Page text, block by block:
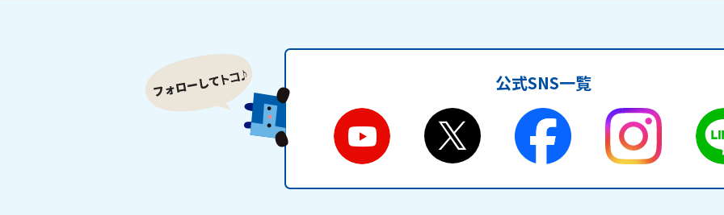
公式SNS一覧